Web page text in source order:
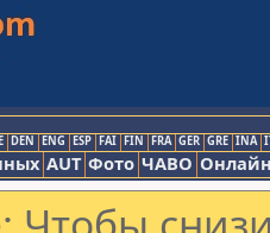
DEN ENG ESP FAI FIN FRA GER GRE INA
AUT Фото ЧАВО